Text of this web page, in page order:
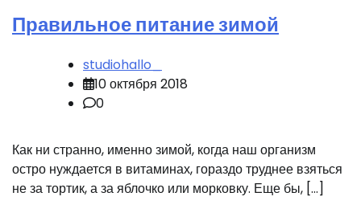
Правильное питание зимой
studiohallo_
10 октября 2018
0
Как ни странно, именно зимой, когда наш организм
остро нуждается в витаминах, гораздо труднее взяться
не за тортик, а за яблочко или морковку. Еще бы, […]